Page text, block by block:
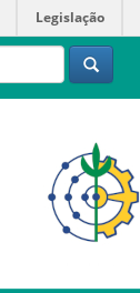
Legislação